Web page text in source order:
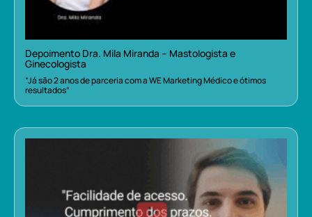
Depoimento Dra. Mila Miranda – Mastologista e
Ginecologista
“Já são 2 anos de parceria com a WE Marketing Médico e ótimos
resultados”